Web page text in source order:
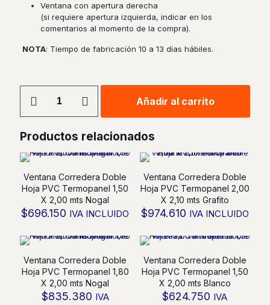
Ventana con apertura derecha
(si requiere apertura izquierda, indicar en los
comentarios al momento de la compra).
NOTA: Tiempo de fabricación 10 a 13 días hábiles.
Corredera
Termopanel
X
mts
Roble
cantidad
Añadir al carrito
Productos relacionados
Ventana Corredera Doble
Hoja PVC Termopanel 1,50
X 2,00 mts Nogal
$696.150 IVA INCLUIDO
Ventana Corredera Doble
Hoja PVC Termopanel 2,00
X 2,10 mts Grafito
$974.610 IVA INCLUIDO
Ventana Corredera Doble
Hoja PVC Termopanel 1,80
X 2,00 mts Nogal
$835.380 IVA
Ventana Corredera Doble
Hoja PVC Termopanel 1,50
X 2,00 mts Blanco
$624.750 IVA